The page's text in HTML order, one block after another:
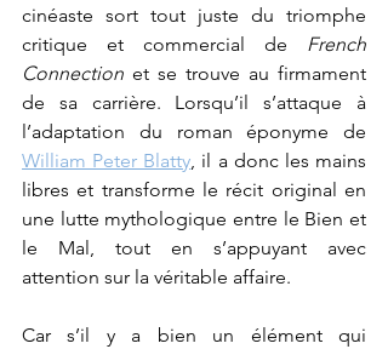
cinéaste sort tout juste du triomphe
critique et commercial de French
Connection et se trouve au firmament
de sa carrière. Lorsqu’il s’attaque à
William Peter Blatty, il a donc les mains
libres et transforme le récit original en
une lutte mythologique entre le Bien et
le Mal, tout en s’appuyant avec
attention sur la véritable affaire.
Car s’il y a bien un élément qui